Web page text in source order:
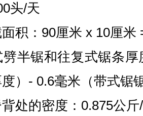
头/天
积：90厘米 x 10厘米
半锯和往复式锯条
）- 0.6毫米（带式锯
处的密度：0.875公斤